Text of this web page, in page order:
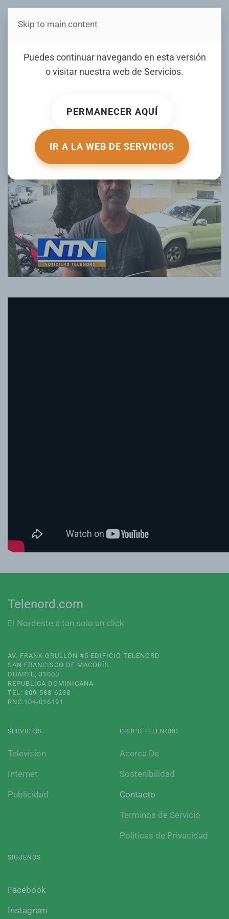
Estás en Telenord Medios
Puedes continuar navegando en esta versión
o visitar nuestra web de Servicios.
PERMANECER AQUÍ
IR A LA WEB DE SERVICIOS
Skip to main content
Dirigente PLD valora
acuerdos firmados en RD y
agentes en la Misión Multin
ESCRITO POR NOTICIERO TELENORD EL 13 MAY 2025
PUBLICADO EN
NOTICIERO TELENORD.
Telenord.com
El Nordeste a tan solo un click
AV. FRANK GRULLÓN #5 EDIFICIO TELENORD
SAN FRANCISCO DE MACORÍS
DUARTE, 31000
REPUBLICA DOMINICANA
TEL: 809-588-6238
RNC:104-016191
SERVICIOS
Television
Internet
Publicidad
GRUPO TELENORD
Acerca De
Sostenibilidad
Contacto
Terminos de Servicio
Politicas de Privacidad
SIGUENOS
Facebook
Instagram